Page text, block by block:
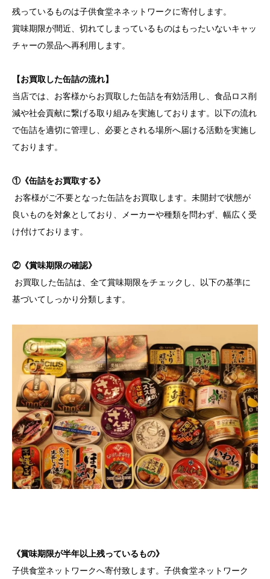
残っているものは子供食堂ネネットワークに寄付します。
賞味期限が間近、切れてしまっているものはもったいないキャッ
チャーの景品へ再利用します。
【お買取した缶詰の流れ】
当店では、お客様からお買取した缶詰を有効活用し、食品ロス削
減や社会貢献に繋げる取り組みを実施しております。以下の流れ
で缶詰を適切に管理し、必要とされる場所へ届ける活動を実施し
ております。
①《缶詰をお買取する》
お客様がご不要となった缶詰をお買取します。未開封で状態が
良いものを対象としており、メーカーや種類を問わず、幅広く受
け付けております。
②《賞味期限の確認》
お買取した缶詰は、全て賞味期限をチェックし、以下の基準に
基づいてしっかり分類します。
《賞味期限が半年以上残っているもの》
子供食堂ネットワークへ寄付致します。子供食堂ネットワーク